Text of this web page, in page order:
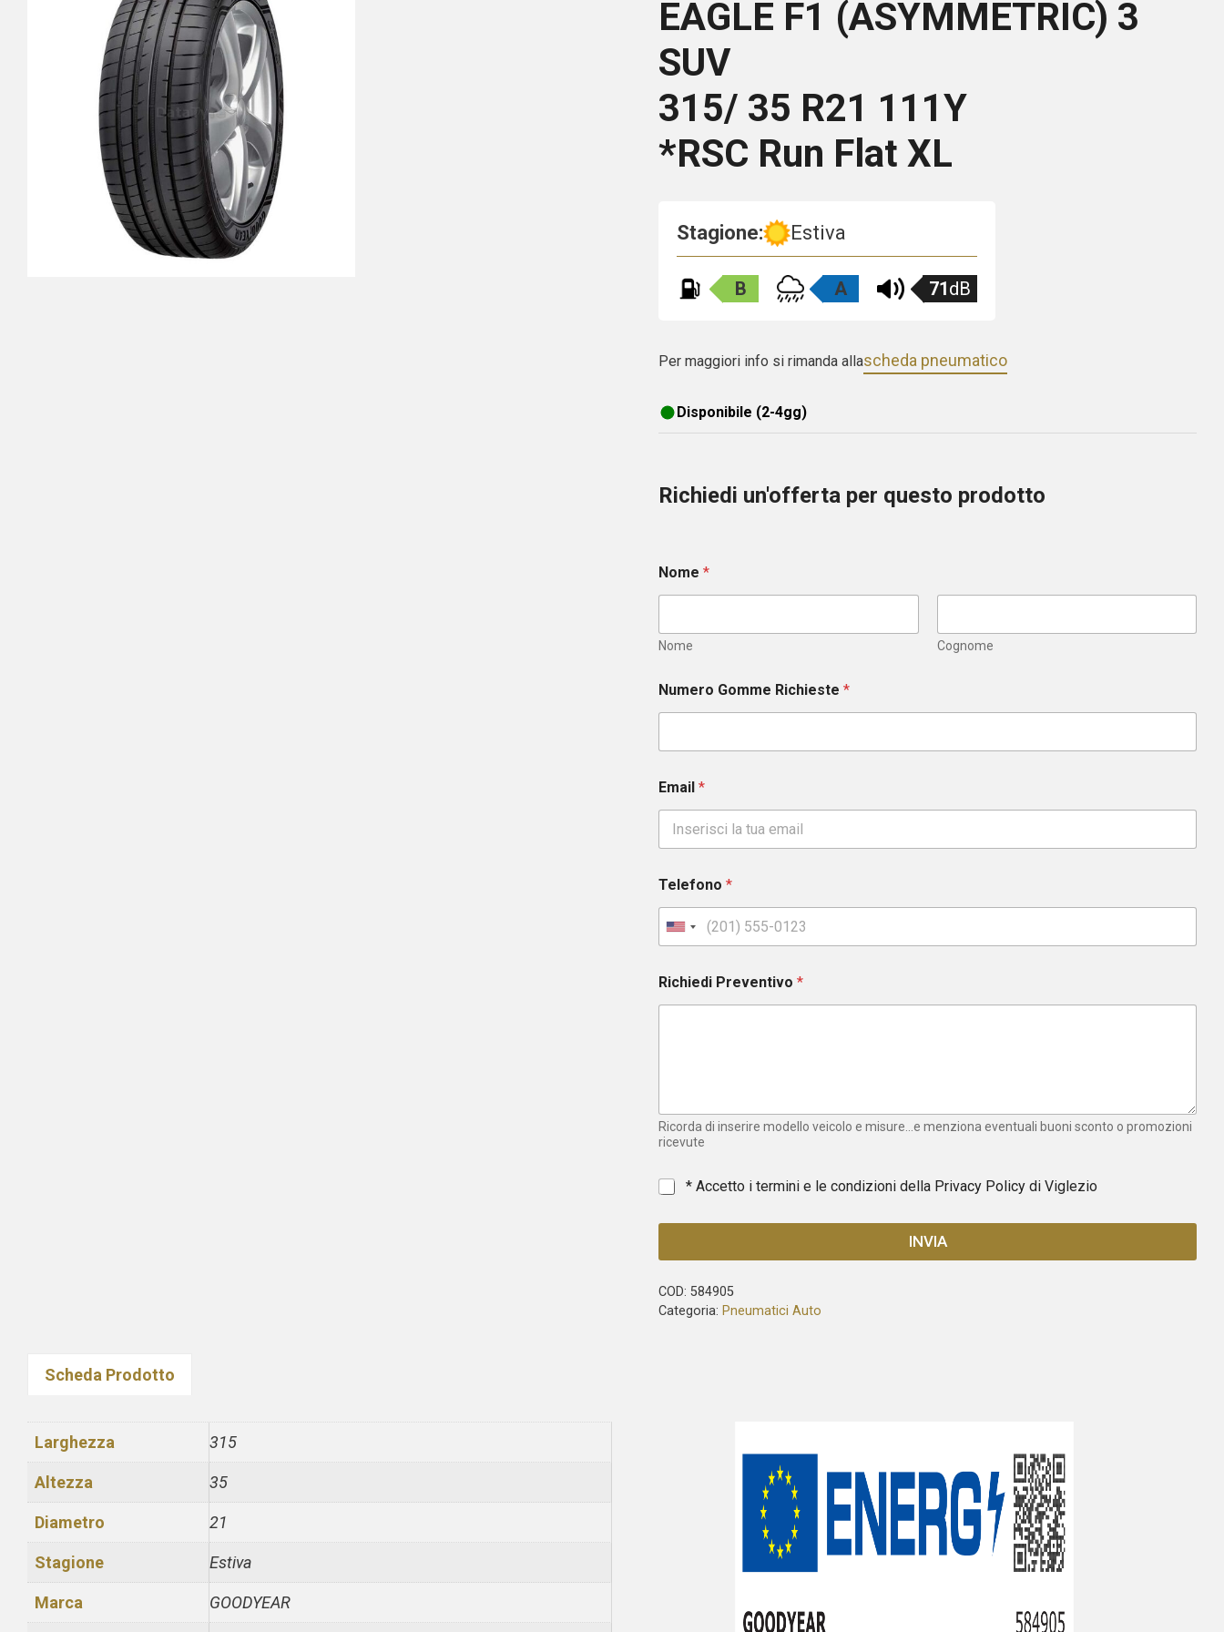
EAGLE F1 (ASYMMETRIC) 3
SUV
315/ 35 R21 111Y
*RSC Run Flat XL
Stagione: Estiva
B A 71dB
Per maggiori info si rimanda allascheda pneumatico
Disponibile (2-4gg)
Richiedi un'offerta per questo prodotto
Nome*
Nome Cognome
Numero Gomme Richieste*
Email*
Telefono*
U
n
t
e
e
s
Richiedi Preventivo*
Ricorda di inserire modello veicolo e misure...e menziona eventuali buoni sconto o promozioni
ricevute
* * Accetto i termini e le condizioni della Privacy Policy di Viglezio
INVIA
COD:584905
Categoria: Pneumatici Auto
Scheda Prodotto
Larghezza 315
Altezza 35
Diametro 21
Stagione Estiva
Marca GOODYEAR